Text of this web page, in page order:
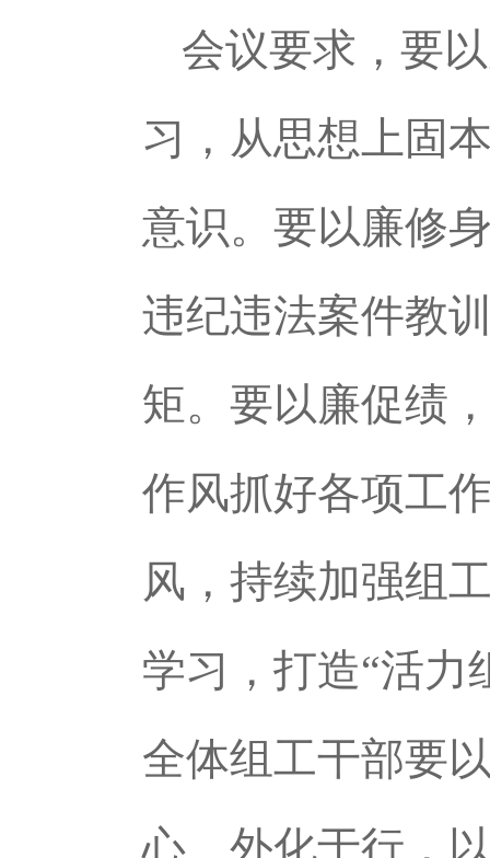
会议要求， 要
习，从思想上固
意识。要以廉修
违纪违法案件教
矩。要以廉促绩
作风抓好各项工
风，持续加强组
学习，打造“活力
全体组工干部要
心、外化于行，